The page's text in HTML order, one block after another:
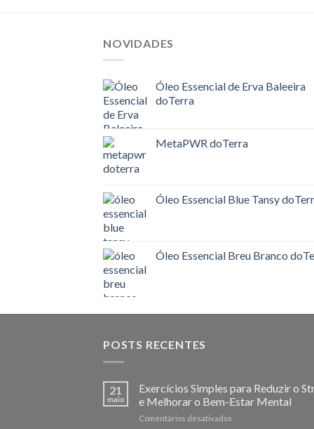
NOVIDADES
Óleo Essencial de Erva Baleeira
doTerra
MetaPWR doTerra
Óleo Essencial Blue Tansy
Óleo Essencial Breu Branco
POSTS RECENTES
21
maio
Exercícios Simples para Reduzir o
e Melhorar o Bem-Estar Mental
Comentários desativados